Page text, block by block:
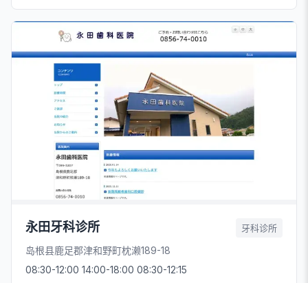
永田牙科诊所 牙科诊所
岛根县鹿足郡津和野町枕濑189-18
08:30-12:00 14:00-18:00 08:30-12:15